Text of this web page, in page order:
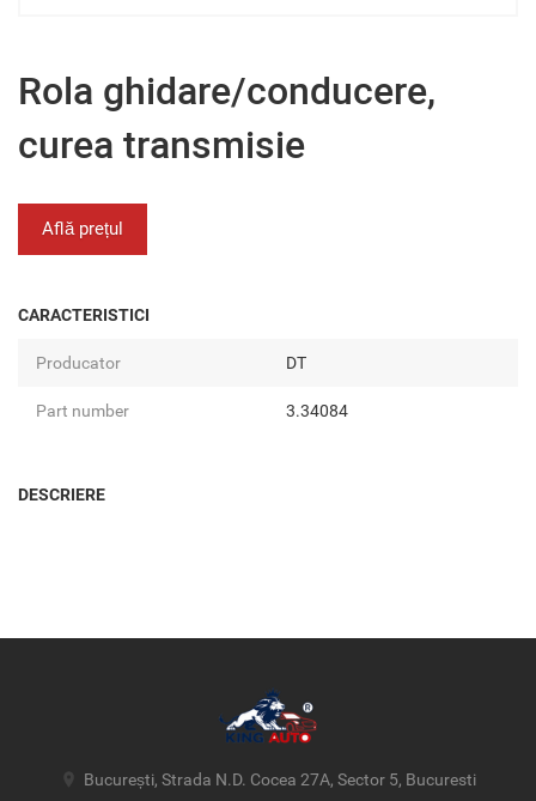
Rola ghidare/conducere,
curea transmisie
Află prețul
CARACTERISTICI
Producator DT
Part number 3.34084
DESCRIERE
București, Strada N.D. Cocea 27A, Sector 5, Bucuresti